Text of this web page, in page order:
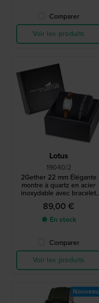
Comparer
Voir les produits
Lotus
19040/2
2Gether 22 mm Élégante
montre à quartz en acier
inoxydable avec bracelet
gratuit
89,00 €
● En stock
Comparer
Voir les produits
Nouveau